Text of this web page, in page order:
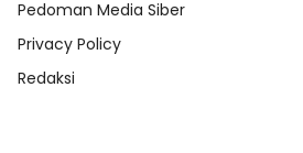
Pedoman Media Siber
Privacy Policy
Redaksi